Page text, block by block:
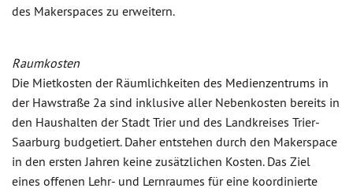
des Makerspaces zu erweitern.
Raumkosten
Die Mietkosten der Räumlichkeiten des Medienzentrums in
der Hawstraße 2a sind inklusive aller Nebenkosten bereits in
den Haushalten der Stadt Trier und des Landkreises Trier-
Saarburg budgetiert. Daher entstehen durch den Makerspace
in den ersten Jahren keine zusätzlichen Kosten. Das Ziel
eines offenen Lehr- und Lernraumes für eine koordinierte